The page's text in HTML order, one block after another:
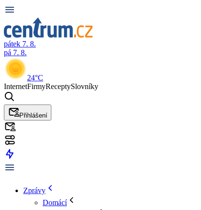
pátek 7. 8.
pá 7. 8.
24°C
InternetFirmyReceptySlovníky
Přihlášení
Zprávy
Domácí